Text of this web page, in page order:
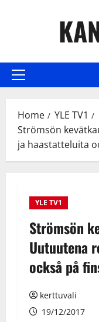
Primary
Home
YLE TV1
Strömsön
ja haastatteluita
YLE TV1
Strömsön
Uutuutena
också på
kerttuvali
19/12/2017